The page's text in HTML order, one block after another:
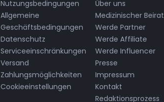
Nutzungsbedingungen
Allgemeine
Geschäftsbedingungen
Datenschutz
Serviceeinschränkungen
Versand
Zahlungsmöglichkeiten
Cookieeinstellungen
Über uns
Medizinischer Beirat
Werde Partner
Werde Affiliate
Werde Influencer
Presse
Impressum
Kontakt
Redaktionsprozess